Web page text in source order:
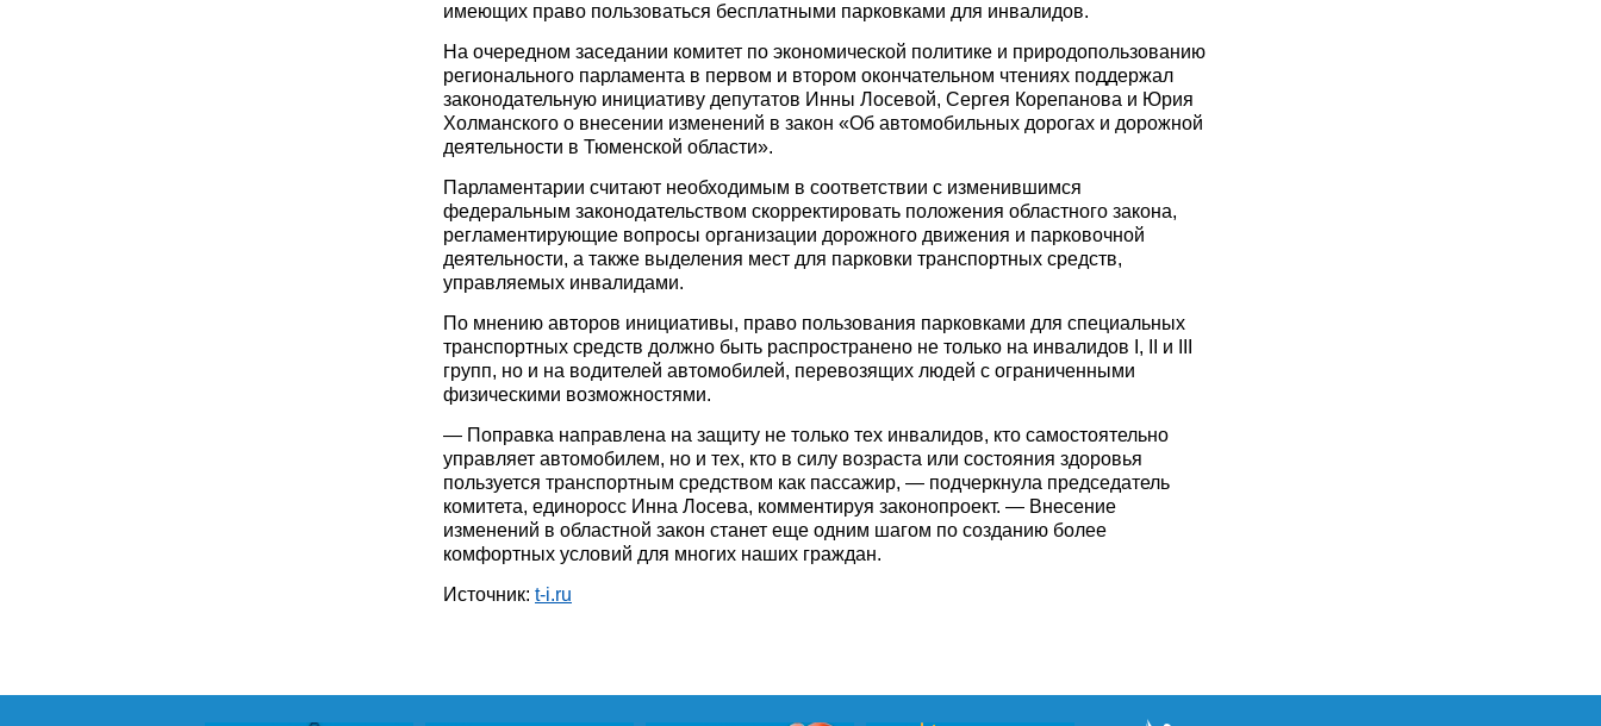
имеющих право пользоваться бесплатными парковками для инвалидов.
На очередном заседании комитет по экономической политике и природопользованию
регионального парламента в первом и втором окончательном чтениях поддержал
законодательную инициативу депутатов Инны Лосевой, Сергея Корепанова и Юрия
Холманского о внесении изменений в закон «Об автомобильных дорогах и дорожной
деятельности в Тюменской области».
Парламентарии считают необходимым в соответствии с изменившимся
федеральным законодательством скорректировать положения областного закона,
регламентирующие вопросы организации дорожного движения и парковочной
деятельности, а также выделения мест для парковки транспортных средств,
управляемых инвалидами.
По мнению авторов инициативы, право пользования парковками для специальных
транспортных средств должно быть распространено не только на инвалидов I, II и III
групп, но и на водителей автомобилей, перевозящих людей с ограниченными
физическими возможностями.
— Поправка направлена на защиту не только тех инвалидов, кто самостоятельно
управляет автомобилем, но и тех, кто в силу возраста или состояния здоровья
пользуется транспортным средством как пассажир, — подчеркнула председатель
комитета, единоросс Инна Лосева, комментируя законопроект. — Внесение
изменений в областной закон станет еще одним шагом по созданию более
комфортных условий для многих наших граждан.
Источник: t-i.ru